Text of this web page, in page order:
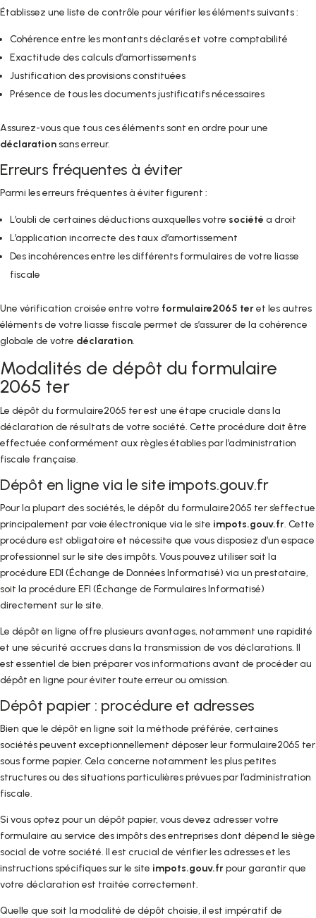
Établissez une liste de contrôle pour vérifier les éléments suivants :
Cohérence entre les montants déclarés et votre comptabilité
Exactitude des calculs d’amortissements
Justification des provisions constituées
Présence de tous les documents justificatifs nécessaires
Assurez-vous que tous ces éléments sont en ordre pour une
déclarationsans erreur.
Erreurs fréquentes à éviter
Parmi les erreurs fréquentes à éviter figurent :
L’oubli de certaines déductions auxquelles votre société a droit
L’application incorrecte des taux d’amortissement
Des incohérences entre les différents formulaires de votre liasse
fiscale
Une vérification croisée entre votre formulaire2065 teret les autres
éléments de votre liasse fiscale permet de s’assurer de la cohérence
globale de votre déclaration.
Modalités de dépôt du formulaire
2065 ter
Le dépôt du formulaire2065 ter est une étape cruciale dans la
déclaration de résultats de votre société. Cette procédure doit être
effectuée conformément aux règles établies par l’administration
fiscale française.
Dépôt en ligne via le site impots.gouv.fr
Pour la plupart des sociétés, le dépôt du formulaire2065 ter s’effectue
principalement par voie électronique via le site impots.gouv.fr. Cette
procédure est obligatoire et nécessite que vous disposiez d’un espace
professionnel sur le site des impôts. Vous pouvez utiliser soit la
procédure EDI (Échange de Données Informatisé) via un prestataire,
soit la procédure EFI (Échange de Formulaires Informatisé)
directement sur le site.
Le dépôt en ligne offre plusieurs avantages, notamment une rapidité
et une sécurité accrues dans la transmission de vos déclarations. Il
est essentiel de bien préparer vos informations avant de procéder au
dépôt en ligne pour éviter toute erreur ou omission.
Dépôt papier : procédure et adresses
Bien que le dépôt en ligne soit la méthode préférée, certaines
sociétés peuvent exceptionnellement déposer leur formulaire2065 ter
sous forme papier. Cela concerne notamment les plus petites
structures ou des situations particulières prévues par l’administration
fiscale.
Si vous optez pour un dépôt papier, vous devez adresser votre
formulaire au service des impôts des entreprises dont dépend le siège
social de votre société. Il est crucial de vérifier les adresses et les
instructions spécifiques sur le site impots.gouv.frpour garantir que
votre déclaration est traitée correctement.
Quelle que soit la modalité de dépôt choisie, il est impératif de